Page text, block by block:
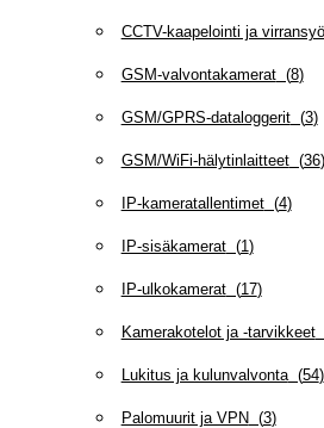
CCTV-kaapelointi ja
GSM-valvontakamerat(8)
GSM/GPRS-dataloggerit(3)
GSM/WiFi-hälytinlaitteet(36)
IP-kameratallentimet(4)
IP-sisäkamerat(1 )
IP-ulkokamerat(17)
Kamerakotelot ja -tarvikkeet
Lukitus ja kulunvalvonta(54)
Palomuurit ja VPN (3)